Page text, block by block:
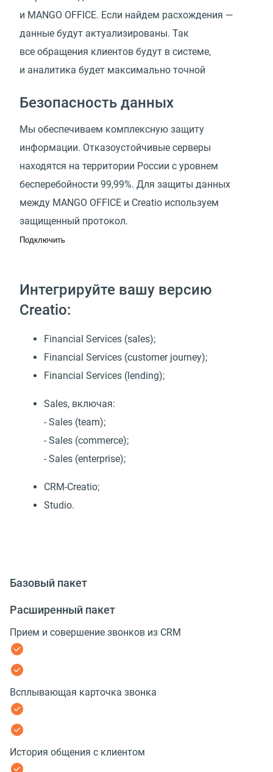
и MANGO OFFICE. Если найдем расхождения —
данные будут актуализированы. Так
все обращения клиентов будут в системе,
и аналитика будет максимально точной
Безопасность данных
Мы обеспечиваем комплексную защиту
информации. Отказоустойчивые серверы
находятся на территории России с уровнем
бесперебойности 99,99%. Для защиты данных
между MANGO OFFICE и Creatio используем
защищенный протокол.
Подключить
Интегрируйте вашу версию
Creatio:
Financial Services (sales);
Financial Services (customer journey);
Financial Services (lending);
Sales, включая:
- Sales (team);
- Sales (commerce);
- Sales (enterprise);
CRM-Creatio;
Studio.
Базовый пакет
Расширенный пакет
Прием и совершение звонков из CRM
Всплывающая карточка звонка
История общения с клиентом